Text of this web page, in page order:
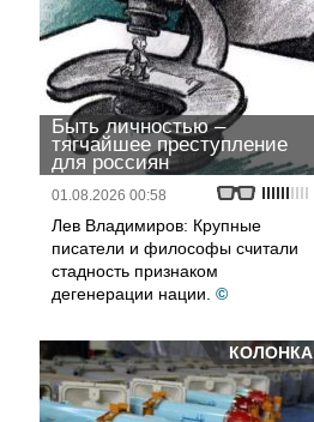
Быть личностью –
тягчайшее преступление
для россиян
01.08.2026 00:58
Лев Владимиров: Крупные
писатели и философы считали
стадность признаком
дегенерации нации. ©
КОЛОНКА